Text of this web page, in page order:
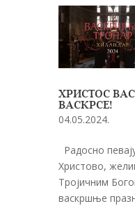
ХРИСТОС
ВАСКРСЕ!
04.05.2024.
Радосно
Христово,
Тројичним
васкршње